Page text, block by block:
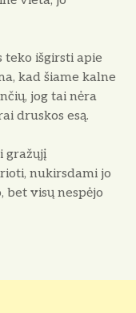
teko išgirsti apie
kad šiame kalne
jog tai nėra
druskos esą.
gražųjį
nukirsdami jo
bet vi­sų nespėjo